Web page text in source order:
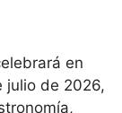
en
julio de 2026,